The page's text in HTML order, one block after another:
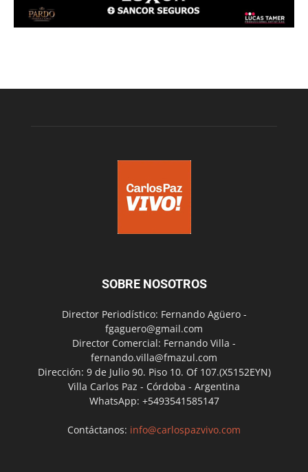
SOBRE NOSOTROS
Director Periodístico: Fernando Agüero -
fgaguero@gmail.com
Director Comercial: Fernando Villa -
fernando.villa@fmazul.com
Dirección: 9 de Julio 90. Piso 10. Of 107.(X5152EYN)
Villa Carlos Paz - Córdoba - Argentina
WhatsApp: +5493541585147
Contáctanos: info@carlospazvivo.com